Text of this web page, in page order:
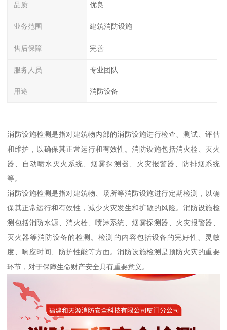
品质 优良
业务范围 建筑消防设施
售后保障 完善
服务人员 专业团队
用途 消防设备
消防设施检测是指对建筑物内部的消防设施进行检查、测试、评估
和维护，以确保其正常运行和有效性。消防设施包括消火栓、灭火
器、自动喷水灭火系统、烟雾探测器、火灾报警器、防排烟系统
等。
消防设施检测是指对建筑物、场所等消防设施进行定期检测，以确
保其正常运行和有效性，减少火灾发生和扩散的风险。消防设施检
测包括消防水源、消火栓、喷淋系统、烟雾探测器、火灾报警器、
灭火器等消防设备的检测。检测的内容包括设备的完好性、灵敏
度、响应时间、防护性能等方面。消防设施检测是预防火灾的重要
环节，对于保障生命财产安全具有重要意义。